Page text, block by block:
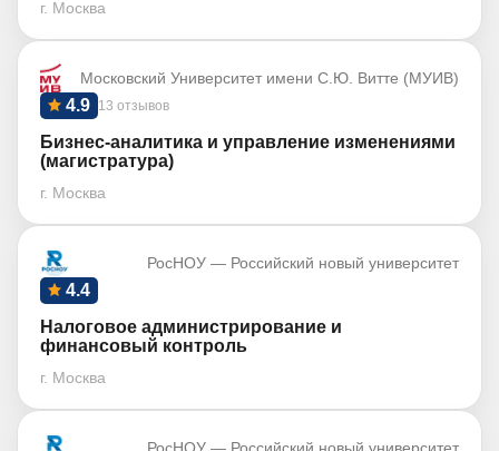
г. Москва
Московский Университет имени С.Ю. Витте (МУИВ)
13 отзывов
4.9
Бизнес-аналитика и управление изменениями
(магистратура)
г. Москва
РосНОУ — Российский новый университет
4.4
Налоговое администрирование и
финансовый контроль
г. Москва